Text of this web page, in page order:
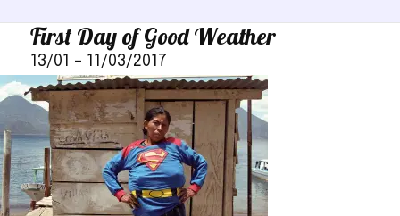
First Day of Good Weather
13/01 – 11/03/2017